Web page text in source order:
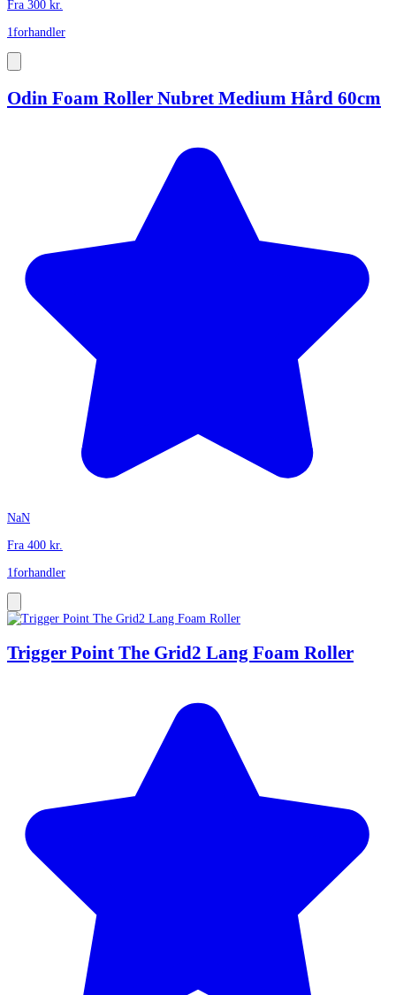
Fra 300 kr.
1forhandler
Odin Foam Roller Nubret Medium Hård 60cm
NaN
Fra 400 kr.
1 forhandler
Trigger Point The Grid2 Lang Foam Roller